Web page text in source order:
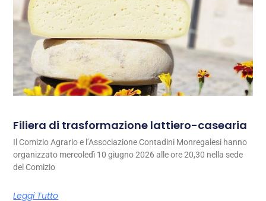
Filiera di trasformazione lattiero-casearia
Il Comizio Agrario e l’Associazione Contadini Monregalesi hanno
organizzato mercoledì 10 giugno 2026 alle ore 20,30 nella sede
del Comizio
Leggi Tutto